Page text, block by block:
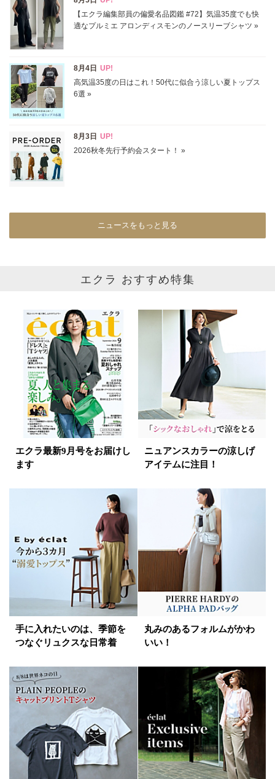
価格
円～ 円
表示オプション
すべて
SALE商品
再入荷
カラー
イエロー レッド ピンク
パープル グリーン ブルー
ゴールド シルバー マルチ
ニュースをもっと見る
エクラ おすすめ特集
エクラ最新9月号をお届けし
ます
ニュアンスカラーの涼しげ
アイテムに注目！
手に入れたいのは、季節を
つなぐリュクスな日常着
丸みのあるフォルムがかわ
いい！